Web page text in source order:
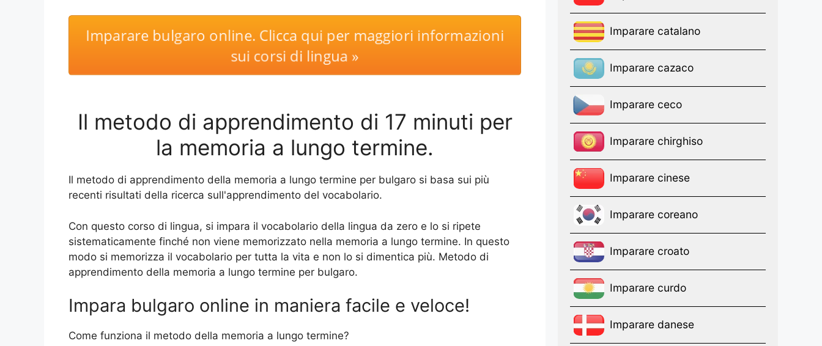
Imparare bulgaro online. Clicca qui per maggiori informazioni
sui corsi di lingua »
Il metodo di apprendimento di 17 minuti per
la memoria a lungo termine.
Il metodo di apprendimento della memoria a lungo termine per bulgaro si basa sui più
recenti risultati della ricerca sull'apprendimento del vocabolario.
Con questo corso di lingua, si impara il vocabolario della lingua da zero e lo si ripete
sistematicamente finché non viene memorizzato nella memoria a lungo termine. In questo
modo si memorizza il vocabolario per tutta la vita e non lo si dimentica più. Metodo di
apprendimento della memoria a lungo termine per bulgaro.
Impara bulgaro online in maniera facile e veloce!
Come funziona il metodo della memoria a lungo termine?
Imparare catalano
Imparare cazaco
Imparare ceco
Imparare chirghiso
Imparare cinese
Imparare coreano
Imparare croato
Imparare curdo
Imparare danese